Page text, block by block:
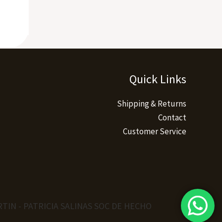
Quick Links
Shipping & Returns
Contact
Customer Service
- PATRICIA SALINAS SOC DE HECHO